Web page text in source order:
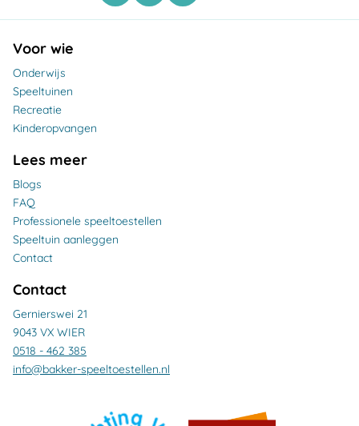
Voor wie
Onderwijs
Speeltuinen
Recreatie
Kinderopvangen
Lees meer
Blogs
FAQ
Professionele speeltoestellen
Speeltuin aanleggen
Contact
Contact
Gernierswei 21
9043 VX WIER
0518 - 462 385
info@bakker-speeltoestellen.nl